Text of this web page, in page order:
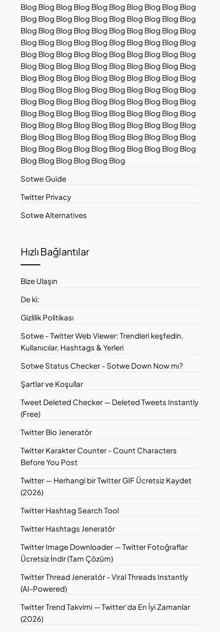
Blog Blog Blog Blog Blog Blog Blog Blog Blog Blog
Blog Blog Blog Blog Blog Blog Blog Blog Blog Blog
Blog Blog Blog Blog Blog Blog Blog Blog Blog Blog
Blog Blog Blog Blog Blog Blog Blog Blog Blog Blog
Blog Blog Blog Blog Blog Blog Blog Blog Blog Blog
Blog Blog Blog Blog Blog Blog Blog Blog Blog Blog
Blog Blog Blog Blog Blog Blog Blog Blog Blog Blog
Blog Blog Blog Blog Blog Blog Blog Blog Blog Blog
Blog Blog Blog Blog Blog Blog Blog Blog Blog Blog
Blog Blog Blog Blog Blog Blog Blog Blog Blog Blog
Blog Blog Blog Blog Blog Blog Blog Blog Blog Blog
Blog Blog Blog Blog Blog Blog Blog Blog Blog Blog
Blog Blog Blog Blog Blog Blog Blog Blog Blog Blog
Blog Blog Blog Blog Blog Blog
Sotwe Guide
Twitter Privacy
Sotwe Alternatives
Hızlı Bağlantılar
Bize Ulaşın
De ki:
Gizlilik Politikası
Sotwe - Twitter Web Viewer: Trendleri keşfedin,
Kullanıcılar, Hashtags & Yerleri
Sotwe Status Checker - Sotwe Down Now mı?
Şartlar ve Koşullar
Tweet Deleted Checker — Deleted Tweets Instantly
(Free)
Twitter Bio Jeneratör
Twitter Karakter Counter - Count Characters
Before You Post
Twitter — Herhangi bir Twitter GIF Ücretsiz Kaydet
(2026)
Twitter Hashtag Search Tool
Twitter Hashtags Jeneratör
Twitter Image Downloader — Twitter Fotoğraflar
Ücretsiz İndir (Tam Çözüm)
Twitter Thread Jeneratör - Viral Threads Instantly
(AI-Powered)
Twitter Trend Takvimi — Twitter'da En İyi Zamanlar
(2026)